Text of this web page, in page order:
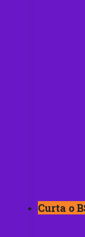
Curta o